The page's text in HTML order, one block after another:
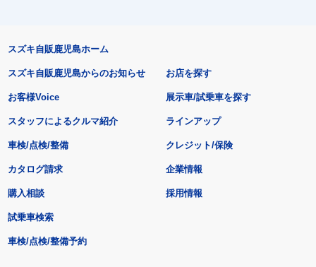
スズキ自販鹿児島ホーム
スズキ自販鹿児島からのお知らせ
お客様Voice
スタッフによるクルマ紹介
お店を探す
展示車/試乗車を探す
ラインアップ
車検/点検/整備 クレジット/保険
カタログ請求
購入相談
試乗車検索
車検/点検/整備予約
企業情報
採用情報